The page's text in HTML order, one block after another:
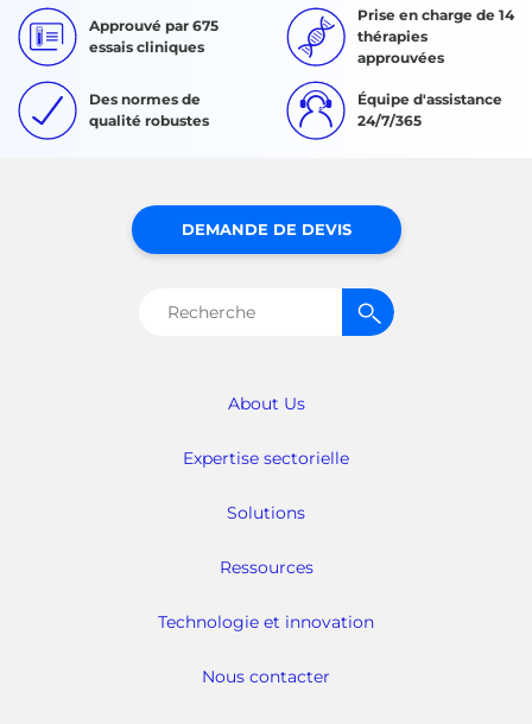
Approuvé par 675
essais cliniques
Prise en charge de 14
thérapies
approuvées
Des normes de
qualité robustes
Équipe d'assistance
24/7/365
About Us
Expertise sectorielle
Solutions
Ressources
Technologie et innovation
Nous contacter
DEMANDE DE DEVIS
Rechercher :